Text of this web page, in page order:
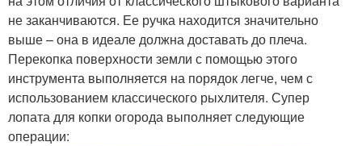
не заканчиваются. Ее ручка находится значительно
выше – она в идеале должна доставать до плеча.
Перекопка поверхности земли с помощью этого
инструмента выполняется на порядок легче, чем с
использованием классического рыхлителя. Супер
лопата для копки огорода выполняет следующие
операции: